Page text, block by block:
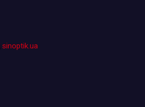
sinoptik.ua